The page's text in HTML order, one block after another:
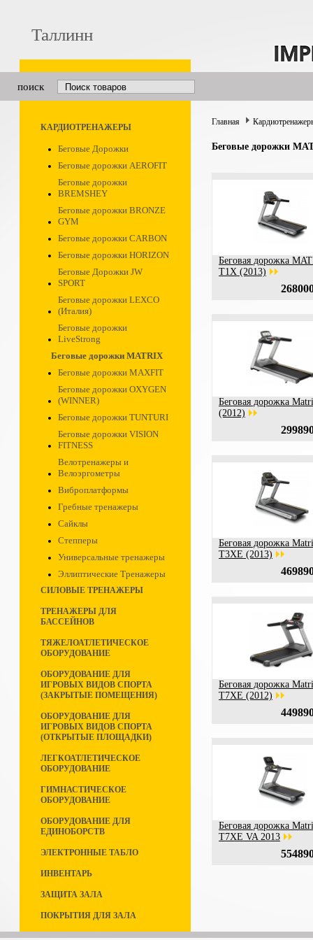
Таллинн
поиск
КАРДИОТРЕНАЖЕРЫ
Беговые Дорожки
Беговые дорожки AEROFIT
Беговые дорожки
BREMSHEY
Беговые дорожки BRONZE
GYM
Беговые дорожки CARBON
Беговые дорожки HORIZON
Беговые Дорожки JW
SPORT
Беговые дорожки LEXCO
(Италия)
Беговые дорожки
LiveStrong
Беговые дорожки MATRIX
Беговые дорожки MAXFIT
Беговые дорожки OXYGEN
(WINNER)
Беговые дорожки TUNTURI
Беговые дорожки VISION
FITNESS
Велотренажеры и
Велоэргометры
Виброплатформы
Гребные тренажеры
Сайклы
Степперы
Универсальные тренажеры
Эллиптические Тренажеры
СИЛОВЫЕ ТРЕНАЖЕРЫ
ТРЕНАЖЕРЫ ДЛЯ
БАССЕЙНОВ
ТЯЖЕЛОАТЛЕТИЧЕСКОЕ
ОБОРУДОВАНИЕ
ОБОРУДОВАНИЕ ДЛЯ
ИГРОВЫХ ВИДОВ СПОРТА
(ЗАКРЫТЫЕ ПОМЕЩЕНИЯ)
ОБОРУДОВАНИЕ ДЛЯ
ИГРОВЫХ ВИДОВ СПОРТА
(ОТКРЫТЫЕ ПЛОЩАДКИ)
ЛЕГКОАТЛЕТИЧЕСКОЕ
ОБОРУДОВАНИЕ
ГИМНАСТИЧЕСКОЕ
ОБОРУДОВАНИЕ
ОБОРУДОВАНИЕ ДЛЯ
ЕДИНОБОРСТВ
ЭЛЕКТРОННЫЕ ТАБЛО
ИНВЕНТАРЬ
ЗАЩИТА ЗАЛА
ПОКРЫТИЯ ДЛЯ ЗАЛА
Главная
Беговые дорожки
Беговая дорожка
T1X (2013)
Беговая дорожка
(2012)
Беговая дорожка
T3XE (2013)
Беговая дорожка
T7XE (2012)
Беговая дорожка
T7XE VA 2013